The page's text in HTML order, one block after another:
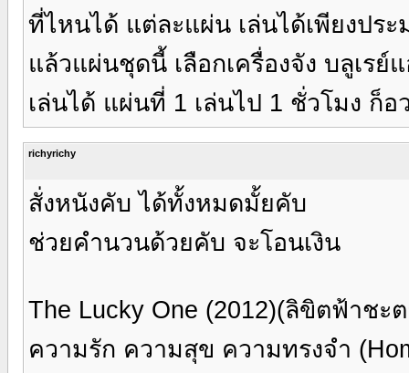
ที่ไหนได้ แต่ละแผ่น เล่นได้เพียงปร
แล้วแผ่นชุดนี้ เลือกเครื่องจัง บลูเร
เล่นได้ แผ่นที่ 1 เล่นไป 1 ชั่วโมง ก็
richyrichy
สั่งหนังคับ ได้ทั้งหมดมั้ยคับ
ช่วยคำนวนด้วยคับ จะโอนเงิน
The Lucky One (2012)(ลิขิตฟ้าชะ
ความรัก ความสุข ความทรงจำ